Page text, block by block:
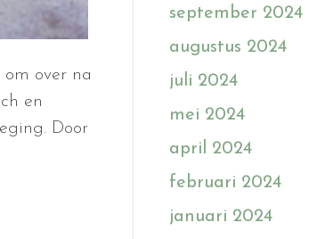
over na
en
Door
september 2024
augustus 2024
juli 2024
mei 2024
april 2024
februari 2024
januari 2024